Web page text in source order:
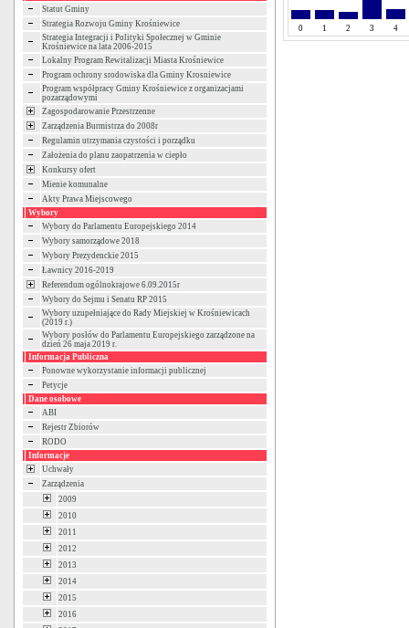
Statut Gminy
Strategia Rozwoju Gminy Krośniewice
Strategia Integracji i Polityki Społecznej w Gminie
Krośniewice na lata 2006-2015
Lokalny Program Rewitalizacji Miasta Krośniewice
Program ochrony srodowiska dla Gminy Krosniewice
Program współpracy Gminy Krośniewice z organizacjami
pozarządowymi
Zagospodarowanie Przestrzenne
Zarządzenia Burmistrza do 2008r
Regulamin utrzymania czystości i porządku
Założenia do planu zaopatrzenia w ciepło
Konkursy ofert
Mienie komunalne
Akty Prawa Miejscowego
Wybory
Wybory do Parlamentu Europejskiego 2014
Wybory samorządowe 2018
Wybory Prezydenckie 2015
Ławnicy 2016-2019
Referendum ogólnokrajowe 6.09.2015r
Wybory do Sejmu i Senatu RP 2015
Wybory uzupełniające do Rady Miejskiej w Krośniewicach
(2019 r.)
Wybory posłów do Parlamentu Europejskiego zarządzone na
dzień 26 maja 2019 r.
Informacja Publiczna
Ponowne wykorzystanie informacji publicznej
Petycje
Dane osobowe
ABI
Rejestr Zbiorów
RODO
Informacje
Uchwały
Zarządzenia
2009
2010
2011
2012
2013
2014
2015
2016
0 1 2 3 4